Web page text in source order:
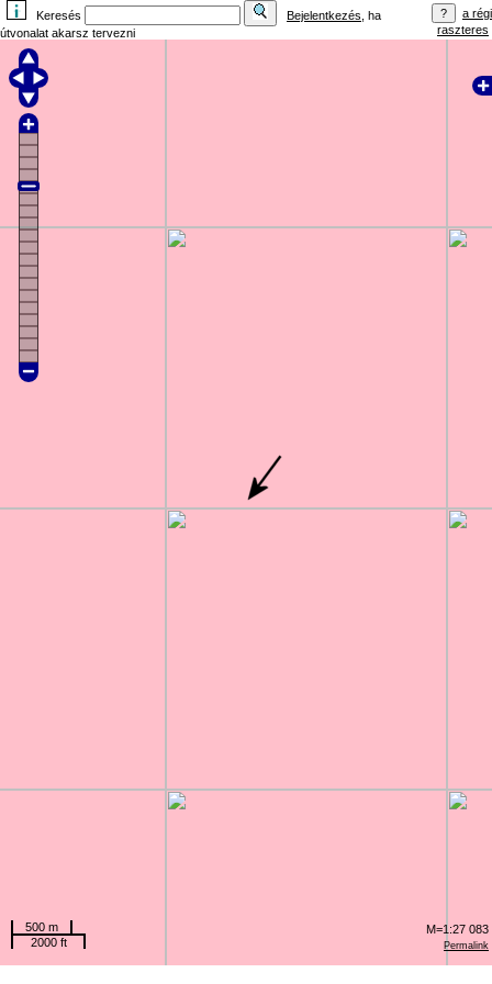
Keresés Bejelentkezés , ha
útvonalat akarsz tervezni
a régi
raszteres
Permalink
500 m
2000 ft
M=1:27 083